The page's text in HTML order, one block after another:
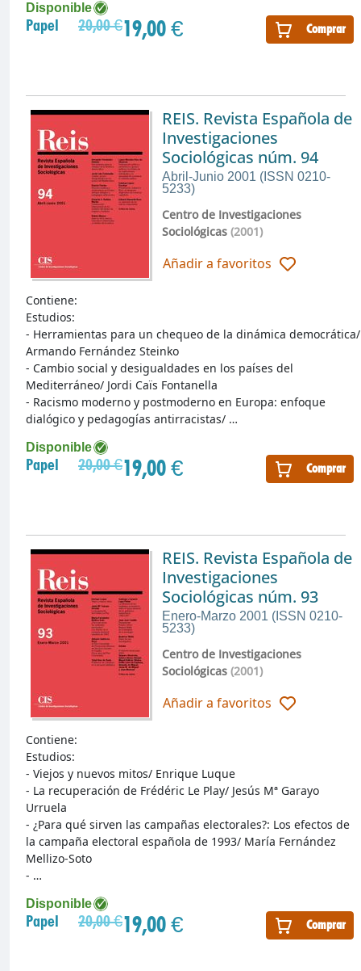
Disponible
Papel 20,00 €19,00 € Comprar
REIS. Revista Española de
Investigaciones
Sociológicas núm. 94
Abril-Junio 2001 (ISSN 0210-
5233)
Centro de Investigaciones
Sociológicas(2001)
Añadir a favoritos
Disponible
Papel 20,00 €19,00 € Comprar
Contiene:
Estudios:
- Herramientas para un chequeo de la dinámica democrática/
Armando Fernández Steinko
- Cambio social y desigualdades en los países del
Mediterráneo/ Jordi Caïs Fontanella
- Racismo moderno y postmoderno en Europa: enfoque
dialógico y pedagogías antirracistas/ …
REIS. Revista Española de
Investigaciones
Sociológicas núm. 93
Enero-Marzo 2001 (ISSN 0210-
5233)
Centro de Investigaciones
Sociológicas(2001)
Añadir a favoritos
Disponible
Papel 20,00 €19,00 € Comprar
Contiene:
Estudios:
- Viejos y nuevos mitos/ Enrique Luque
- La recuperación de Frédéric Le Play/ Jesús Mª Garayo
Urruela
- ¿Para qué sirven las campañas electorales?: Los efectos de
la campaña electoral española de 1993/ María Fernández
Mellizo-Soto
- …